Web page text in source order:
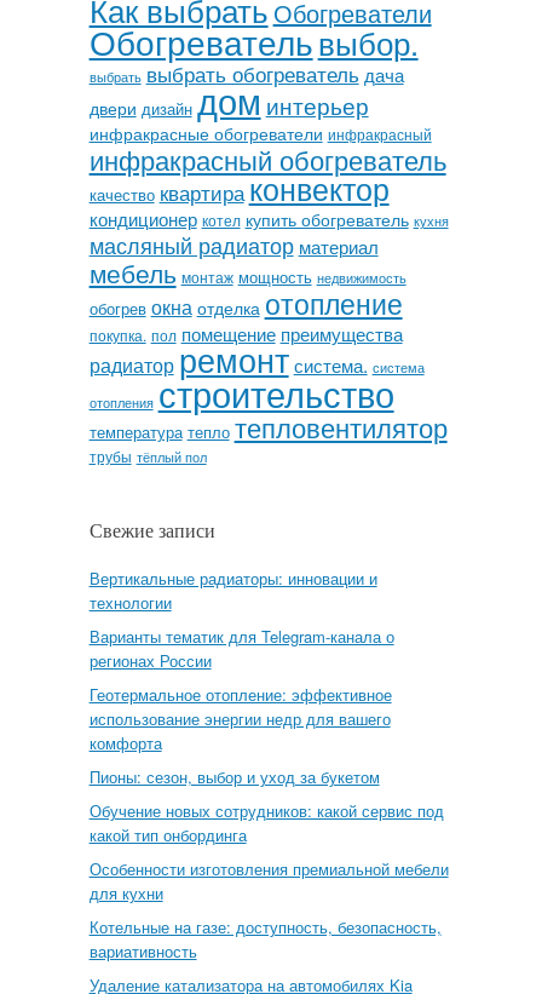
Как выбрать Обогреватели
Обогревательвыбор.
выбрать выбрать обогреватель дача
двери дизайн дом интерьер
инфракрасные обогреватели инфракрасный
инфракрасный обогреватель
качество квартираконвектор
кондиционер котел купить обогреватель кухня
масляный радиатор материал
мебель монтаж мощность недвижимость
обогрев окна отделка отопление
покупка. пол помещение преимущества
радиатор ремонт система. система
отопления строительство
температура тепло тепловентилятор
трубы тёплый пол
Свежие записи
Вертикальные радиаторы: инновации и
технологии
Варианты тематик для Telegram-канала о
регионах России
Геотермальное отопление: эффективное
использование энергии недр для вашего
комфорта
Пионы: сезон, выбор и уход за букетом
Обучение новых сотрудников: какой сервис под
какой тип онбординга
Особенности изготовления премиальной мебели
для кухни
Котельные на газе: доступность, безопасность,
вариативность
Удаление катализатора на автомобилях Kia